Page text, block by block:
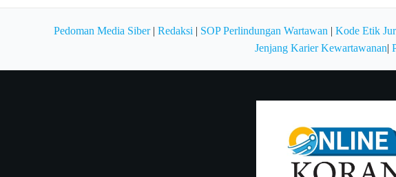
Pedoman Media Siber| Redaksi | SOP Perlindungan Wartawan | Kode Etik
Jenjang Karier Kewartawanan|